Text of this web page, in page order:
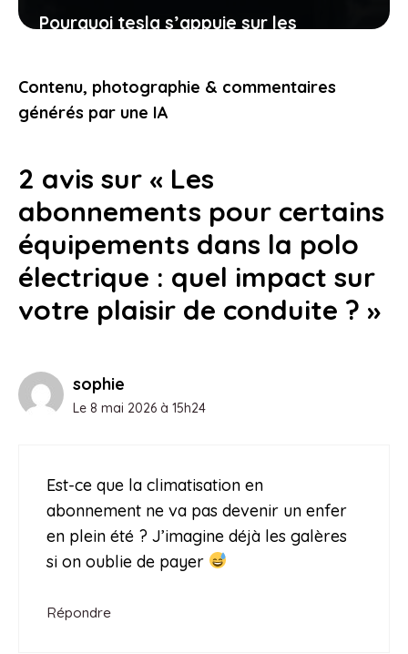
Pourquoi tesla s’appuie sur les
perfectionner sa fabrication
automobile
Contenu, photographie & commentaires
générés par une IA
2 avis sur « Les
abonnements pour certains
équipements dans la polo
électrique : quel impact sur
votre plaisir de conduite ? »
sophie
Le 8 mai 2026 à 15h24
Est-ce que la climatisation en
abonnement ne va pas devenir un enfer
en plein été ? J’imagine déjà les galères
si on oublie de payer
Répondre